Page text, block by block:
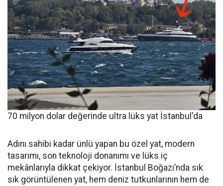
70 milyon dolar değerinde ultra lüks yat İstanbul'da
Adını sahibi kadar ünlü yapan bu özel yat, modern
tasarımı, son teknoloji donanımı ve lüks iç
mekânlarıyla dikkat çekiyor. İstanbul Boğazı’nda sık
sık görüntülenen yat, hem deniz tutkunlarının hem de